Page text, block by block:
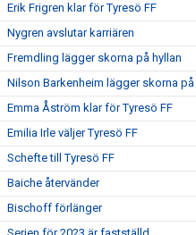
Erik Frigren klar för Tyresö FF
Nygren avslutar karriären
Fremdling lägger skorna på hyllan
Nilson Barkenheim lägger skorna på
Emma Åström klar för Tyresö FF
Emilia Irle väljer Tyresö FF
Schefte till Tyresö FF
Baiche återvänder
Bischoff förlänger